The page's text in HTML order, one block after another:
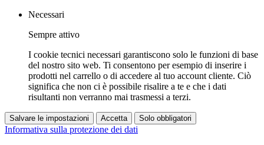
Necessari
Sempre attivo
I cookie tecnici necessari garantiscono solo le funzioni di base
del nostro sito web. Ti consentono per esempio di inserire i
prodotti nel carrello o di accedere al tuo account cliente. Ciò
significa che non ci è possibile risalire a te e che i dati
risultanti non verranno mai trasmessi a terzi.
Salvare le impostazioni Accetta Solo obbligatori
Informativa sulla protezione dei dati